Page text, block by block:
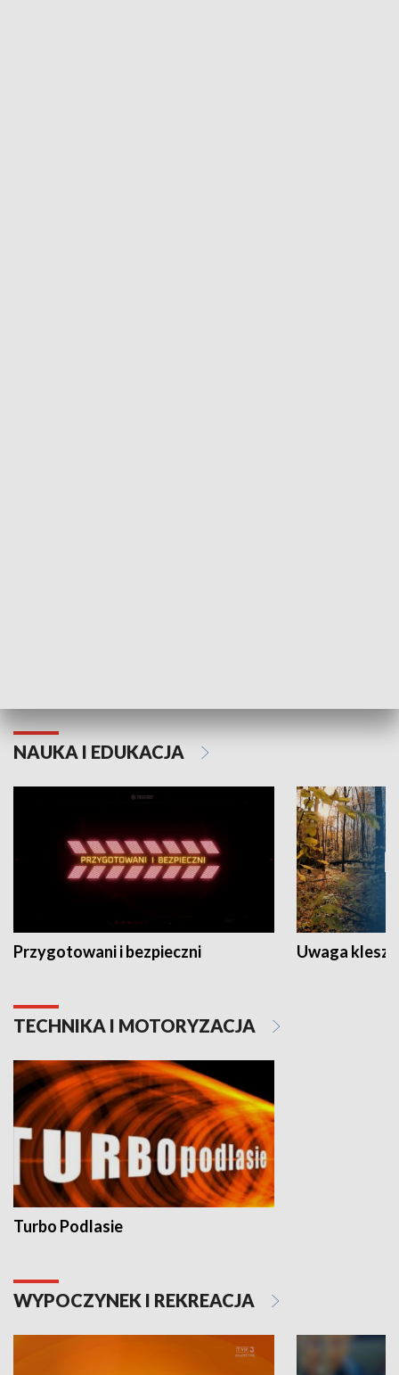
NAUKA I EDUKACJA
Przygotowani i bezpieczni Uwaga
TECHNIKA I MOTORYZACJA
Turbo Podlasie
WYPOCZYNEK I REKREACJA